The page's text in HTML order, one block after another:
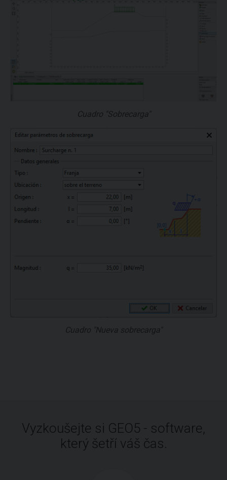
Cuadro "Sobrecarga"
Cuadro "Nueva sobrecarga"
Vyzkoušejte si GEO5 - software,
který šetří váš čas.